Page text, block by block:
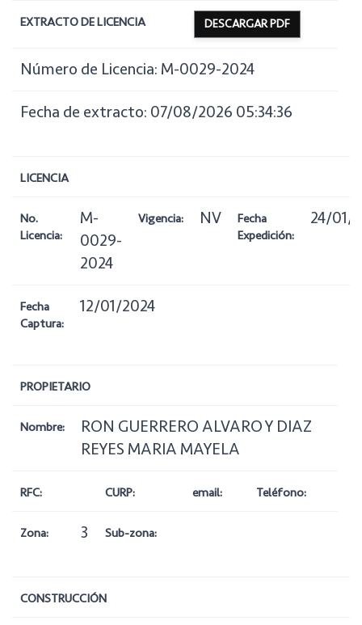
EXTRACTO DE LICENCIA DESCARGAR PDF
Número de Licencia: M-0029-2024
Fecha de extracto: 07/08/2026 05:34:36
LICENCIA
No.
Licencia:
M-
0029-
2024
Vigencia: NV
Fecha
Expedición:
24/01/
Fecha
Captura:
12/01/2024
PROPIETARIO
Nombre:
RON GUERRERO ALVARO Y DIAZ
REYES MARIA MAYELA
RFC: CURP: email: Teléfono:
Zona: 3 Sub-zona:
CONSTRUCCIÓN